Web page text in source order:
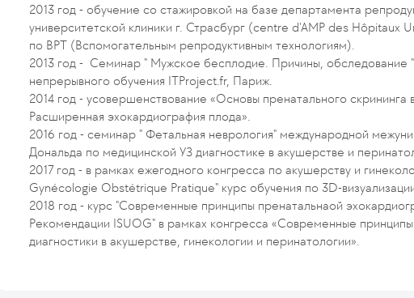
2013 год - обучение со стажировкой на базе департамента
университетской клиники г. Страсбург (centre d'AMP des Hôpitaux
по ВРТ (Вспомогательным репродуктивным технологиям).
2013 год - Семинар " Мужское бесплодие. Причины, обследование
непрерывного обучения ITProject.fr, Париж.
2014 год - усовершенствование «Основы пренатального скрининга
Расширенная эхокардиография плода».
2016 год - семинар " Фетальная неврология" международной
Дональда по медицинской УЗ диагностике в акушерстве и
2017 год - в рамках ежегодного конгресса по акушерству и
Gynécologie Obstétrique Pratique" курс обучения по 3D-
2018 год - курс "Современные принципы пренатальнаой
Рекомендации ISUOG" в рамках конгресса «Современные принципы
диагностики в акушерстве, гинекологии и перинатологии».